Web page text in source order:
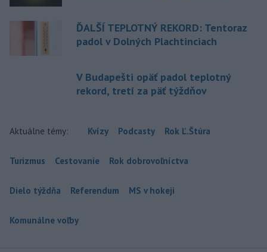
ĎALŠÍ TEPLOTNÝ REKORD: Tentoraz
padol v Dolných Plachtinciach
V Budapešti opäť padol teplotný
rekord, tretí za päť týždňov
Aktuálne témy: Kvízy Podcasty Rok Ľ.Štúra
Turizmus Cestovanie Rok dobrovoľníctva
Dielo týždňa Referendum MS v hokeji
Komunálne voľby